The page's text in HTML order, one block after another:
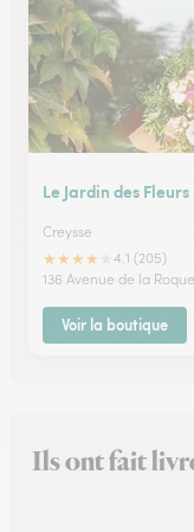
Le Jardin des Fleurs
Creysse
★★★★
4.1 (205)
136 Avenue de la Roque
Voir la boutique
Ils ont fait